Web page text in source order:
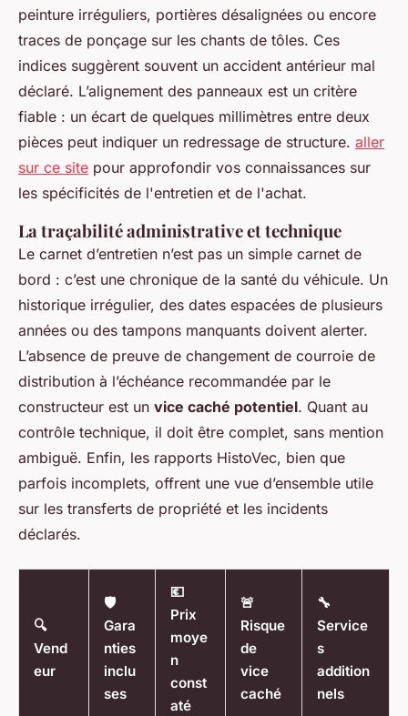
peinture irréguliers, portières désalignées ou encore
traces de ponçage sur les chants de tôles. Ces
indices suggèrent souvent un accident antérieur mal
déclaré. L’alignement des panneaux est un critère
fiable : un écart de quelques millimètres entre deux
pièces peut indiquer un redressage de structure. aller
sur ce site pour approfondir vos connaissances sur
les spécificités de l'entretien et de l'achat.
La traçabilité administrative et technique
Le carnet d’entretien n’est pas un simple carnet de
bord : c’est une chronique de la santé du véhicule. Un
historique irrégulier, des dates espacées de plusieurs
années ou des tampons manquants doivent alerter.
L’absence de preuve de changement de courroie de
distribution à l’échéance recommandée par le
constructeur est un vice caché potentiel. Quant au
contrôle technique, il doit être complet, sans mention
ambiguë. Enfin, les rapports HistoVec, bien que
parfois incomplets, offrent une vue d’ensemble utile
sur les transferts de propriété et les incidents
déclarés.
🔍
Vend
eur
🛡️
Gara
nties
inclu
ses
💶
Prix
moye
n
const
até
🚨
Risque
de
vice
caché
🔧
Service
s
addition
nels